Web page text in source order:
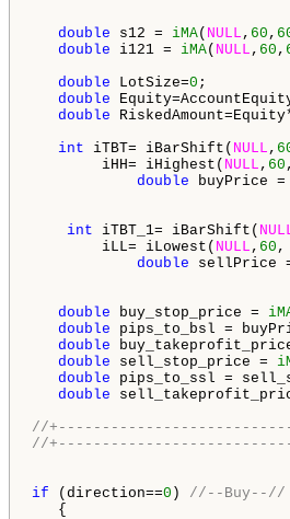
double s12 = iMA( NULL , 60 ,
double i121 = iMA( NULL , 60 ,
double LotSize=0 ;
double
double
int iTBT= iBarShift( NULL ,
iHH= iHighest( NULL , 60
double buyPrice =
int iTBT_1= iBarShift(
iLL= iLowest( NULL , 60 ,
double sellPrice =
double buy_stop_price =
double pips_to_bsl =
double
double sell_stop_price =
double pips_to_ssl =
double
//
//
if (direction==0 ) //--Buy--//
{